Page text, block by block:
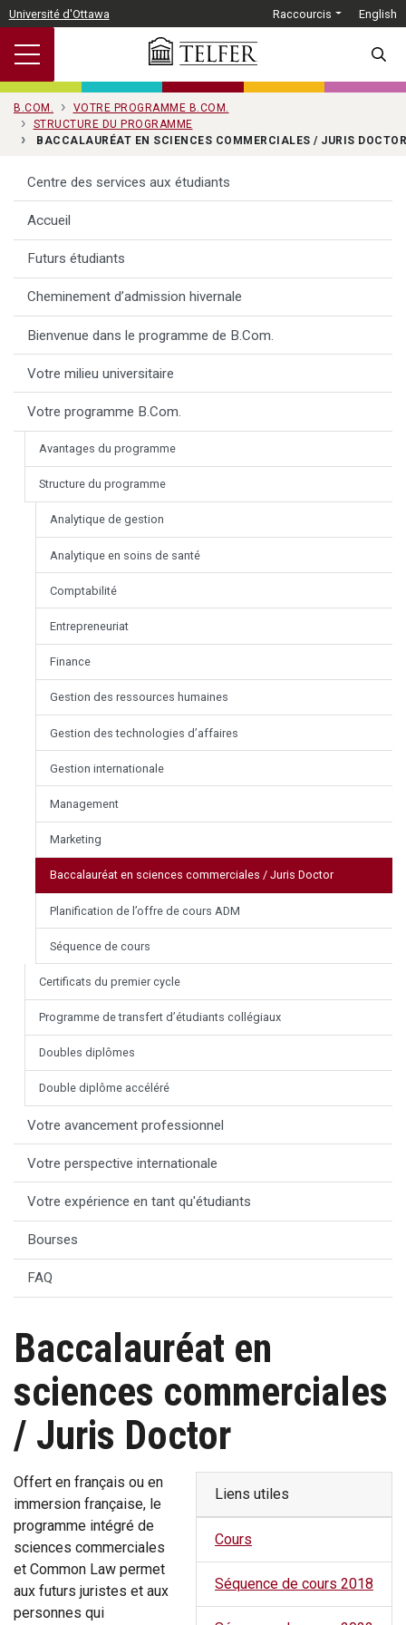
Passer au contenu principal
Université d'Ottawa Raccourcis English
B.COM.
VOTRE PROGRAMME B.COM.
STRUCTURE DU PROGRAMME
BACCALAURÉAT EN SCIENCES COMMERCIALES / JURIS DOCTOR
Centre des services aux étudiants
Accueil
Futurs étudiants
Cheminement d’admission hivernale
Bienvenue dans le programme de B.Com.
Votre milieu universitaire
Votre programme B.Com.
Avantages du programme
Structure du programme
Analytique de gestion
Analytique en soins de santé
Comptabilité
Entrepreneuriat
Finance
Gestion des ressources humaines
Gestion des technologies d’affaires
Gestion internationale
Management
Marketing
Baccalauréat en sciences commerciales / Juris Doctor
Planification de l’offre de cours ADM
Séquence de cours
Certificats du premier cycle
Programme de transfert d’étudiants collégiaux
Doubles diplômes
Double diplôme accéléré
Votre avancement professionnel
Votre perspective internationale
Votre expérience en tant qu'étudiants
Bourses
FAQ
Baccalauréat en
sciences commerciales
/ Juris Doctor
Liens utiles
Cours
Séquence de cours 2018
Offert en français ou en
immersion française, le
programme intégré de
sciences commerciales
et Common Law permet
aux futurs juristes et aux
personnes qui